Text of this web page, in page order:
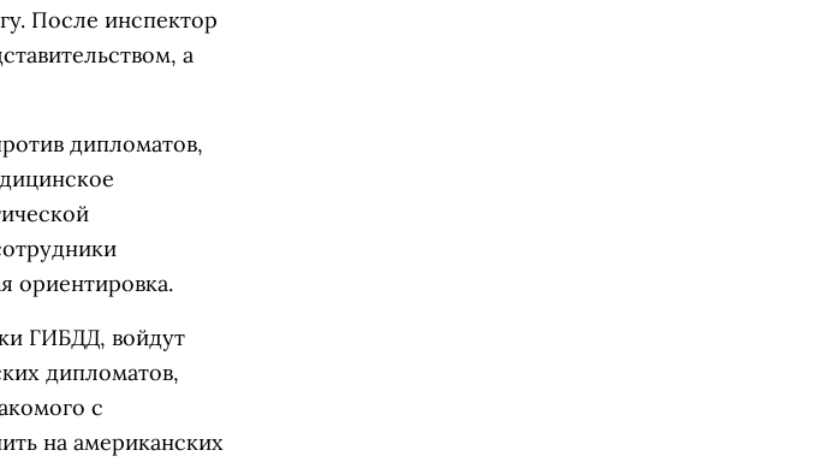
После инспектор
а
дипломатов,
ориентировка.
ГИБДД, войдут
дипломатов,
с
на американских